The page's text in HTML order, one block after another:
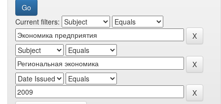
Current filters: